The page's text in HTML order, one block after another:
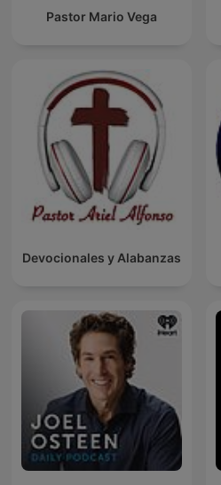
Pastor Mario Vega
Devocionales y Alabanzas